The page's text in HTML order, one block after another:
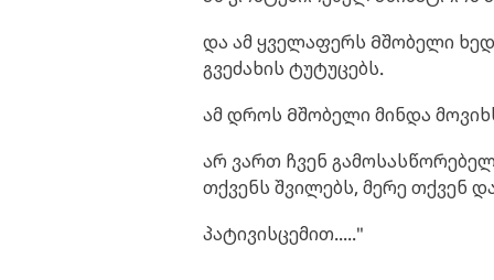
და ამ ყველაფერს Მშობელი
გვეძახის ტუტუცებს.
ამ დროს Მშობელი მინდა
არ ვართ ჩვენ
თქვენს შვილებს, მერე თქვენ
პატივისცემით....."